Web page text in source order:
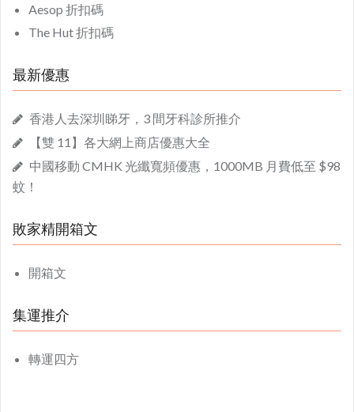
Aesop 折扣碼
The Hut 折扣碼
最新優惠
香港人去深圳睇牙，3 間牙科診所推介
【雙 11】各大網上商店優惠大全
中國移動 CMHK 光纖寬頻優惠，1000MB 月費低至 $98
蚊！
敗家精開箱文
開箱文
集運推介
轉運四方